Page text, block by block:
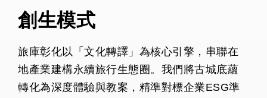
創生模式
旅庫彰化以「文化轉譯」為核心引擎，串聯在
地產業建構永續旅行生態圈。我們將古城底蘊
轉化為深度體驗與教案，精準對標企業ESG準